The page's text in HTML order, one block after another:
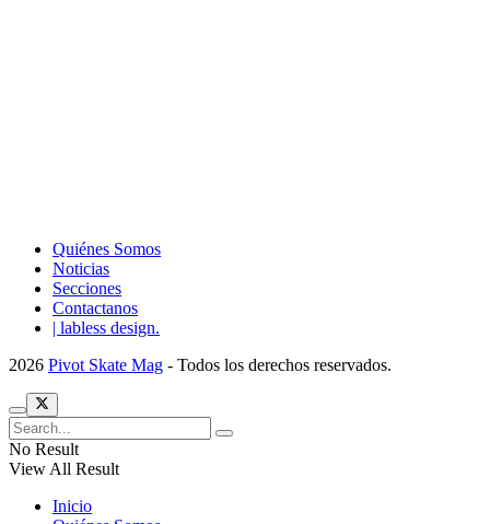
Quiénes Somos
Noticias
Secciones
Contactanos
| labless design.
2026 Pivot Skate Mag - Todos los derechos reservados.
No Result
View All Result
Inicio